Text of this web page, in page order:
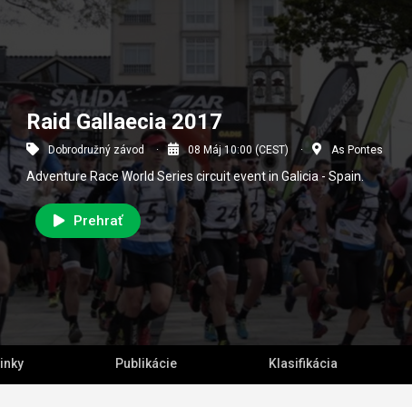
Raid Gallaecia 2017
Dobrodružný závod 08 Máj 10:00 (CEST) As Pontes
Adventure Race World Series circuit event in Galicia - Spain.
Prehrať
Publikácie Klasifikácia